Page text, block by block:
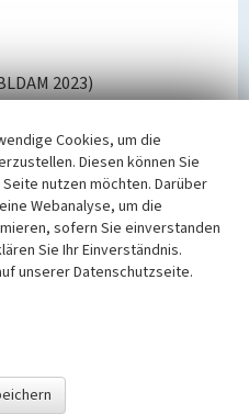
2023)
Cookies, um die
Diesen können Sie
nutzen möchten. Darüber
Webanalyse, um die
sofern Sie einverstanden
Sie Ihr Einverständnis.
unserer Datenschutzseite.